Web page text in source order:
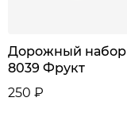
Дорожный набор
8039 Фрукт
250 ₽